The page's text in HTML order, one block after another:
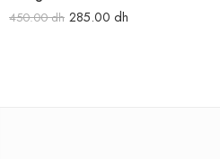
450.00dh 285.00 dh